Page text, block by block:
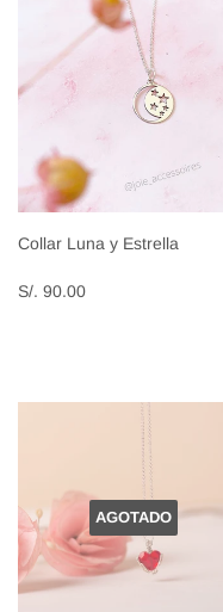
Collar Luna y Estrella
Precio
habitual
S/. 90.00
AGOTADO